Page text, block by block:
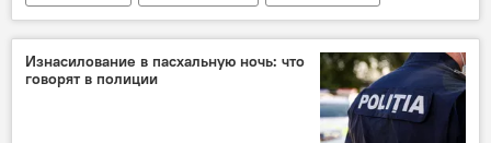
Изнасилование в пасхальную ночь: что
говорят в полиции